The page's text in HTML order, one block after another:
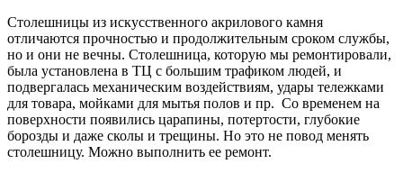
Столешницы из искусственного акрилового камня
отличаются прочностью и продолжительным сроком службы,
но и они не вечны. Столешница, которую мы ремонтировали,
была установлена в ТЦ с большим трафиком людей, и
подвергалась механическим воздействиям, удары тележками
для товара, мойками для мытья полов и пр. Со временем на
поверхности появились царапины, потертости, глубокие
борозды и даже сколы и трещины. Но это не повод менять
столешницу. Можно выполнить ее ремонт.